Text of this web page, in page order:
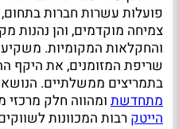
פועלות עשרות חברות
צמיחה מוקדמים, והן נהנות
והחקלאות המקומיות.
שריפת המזומנים, את היקף
בתמריצים ממשלתיים.
מתחדשתומהווה חלק
הייטק רבות המכוונות